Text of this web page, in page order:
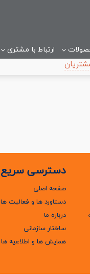
ارتباط با مشتری
دسترسی سریع
صفحه اصلی
دستاورد ها و فعالیت ها
درباره ما
ساختار سازمانی
همایش ها و اطلاعیه ها